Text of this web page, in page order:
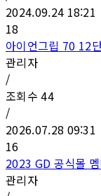
2024.09.24 18:21
18
아이언그립 70 12
관리자
/
조회수44
/
2026.07.28 09:31
16
2023 GD 공식몰
관리자